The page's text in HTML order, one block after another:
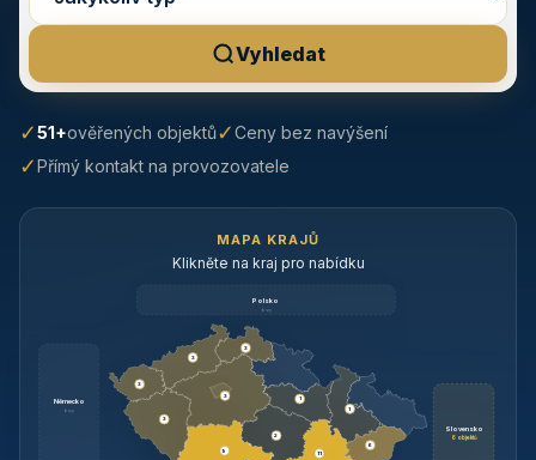
Vyhledat
✓51+ověřených objektů✓Ceny bez navýšení
✓Přímý kontakt na provozovatele
MAPA KRAJŮ
Klikněte na kraj pro nabídku
Polsko
brzy
Německo
brzy
Slovensko
6 objektů
3
9
3
3
3
3
1
2
11
1
6